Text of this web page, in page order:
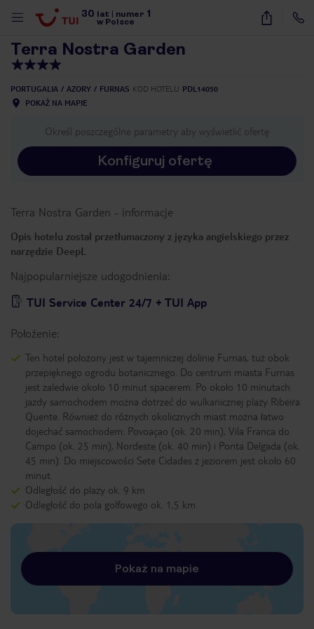
30 lat numer 1
w Polsce
46
Terra Nostra Garden
PORTUGALIA AZORY FURNAS KOD HOTELU PDL14050
POKAŻ NA MAPIE
Określ poszczególne parametry aby wyświetlić ofertę
Konfiguruj ofertę
Terra Nostra Garden - informacje
Opis hotelu został przetłumaczony z języka angielskiego przez
narzędzie DeepL
Najpopularniejsze udogodnienia:
TUI Service Center 24/7 + TUI App
Położenie:
Ten hotel położony jest w tajemniczej dolinie Furnas, tuż obok
przepięknego ogrodu botanicznego. Do centrum miasta Furnas
jest zaledwie około 10 minut spacerem. Po około 10 minutach
jazdy samochodem można dotrzeć do wulkanicznej plaży Ribeira
Quente. Również do różnych okolicznych miast można łatwo
dojechać samochodem: Povoaçao (ok. 20 min), Vila Franca do
Campo (ok. 25 min), Nordeste (ok. 40 min) i Ponta Delgada (ok.
45 min). Do miejscowości Sete Cidades z jeziorem jest około 60
minut.
Odległość do plaży ok. 9 km
Odległość do pola golfowego ok. 1,5 km
Pokaż na mapie